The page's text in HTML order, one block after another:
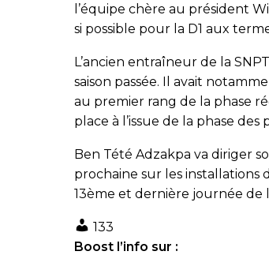
l’équipe chère au président
si possible pour la D1 aux
L’ancien entraîneur de la
saison passée. Il avait
au premier rang de la phase
place à l’issue de la phase des
Ben Tété Adzakpa va diriger
prochaine sur les installations
13ème et dernière journée de
133
Boost l’info sur :